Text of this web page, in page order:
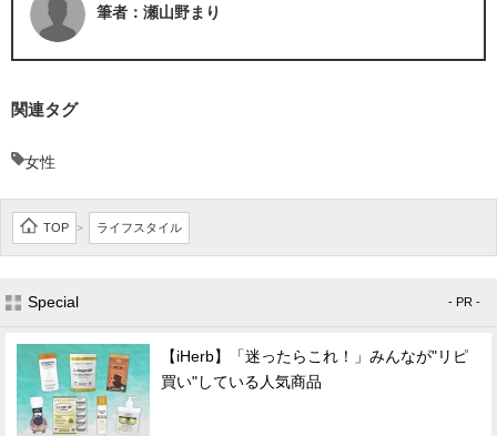
筆者：瀬山野まり
関連タグ
女性
TOP > ライフスタイル
Special - PR -
【iHerb】「迷ったらこれ！」みんなが"リピ
買い"している人気商品